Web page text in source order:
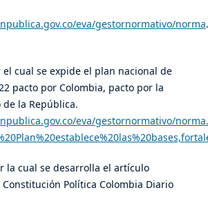
eva/gestornormativo/norma.
el cual se expide el plan nacional de
pacto por Colombia, pacto por la
la República.
eva/gestornormativo/
la cual se desarrolla el artículo
Política Colombia Diario